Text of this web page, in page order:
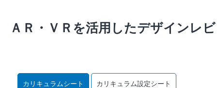
ＡＲ・ＶＲを活用したデザインレ
カリキュラムシート カリキュラム設定シート